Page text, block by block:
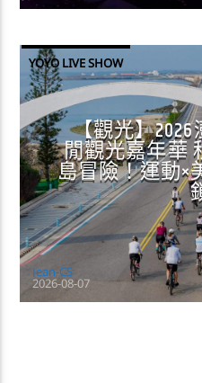
YOYO LIVE SHOW
【觀光】
閒觀光嘉年華
島冒險！運動×
Jean-CS
2026-08-07